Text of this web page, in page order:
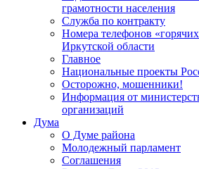
грамотности населения
Служба по контракту
Номера телефонов
Иркутской области
Главное
Национальные проекты
Осторожно, мошенники!
Информация от
организаций
Дума
О Думе района
Молодежный парламент
Соглашения